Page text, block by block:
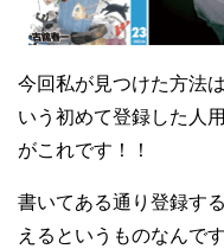
今回私が見つけた方法
いう初めて登録した人
がこれです！！
書いてある通り登録す
えるというものなんで